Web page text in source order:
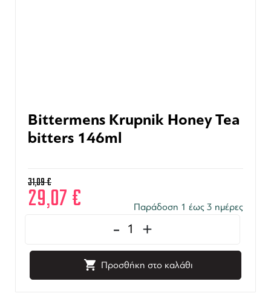
Bittermens Krupnik Honey Tea
bitters 146ml
31,09€
29,07 € Παράδοση 1 έως 3 ημέρες
- +
Προσθήκη στο καλάθι